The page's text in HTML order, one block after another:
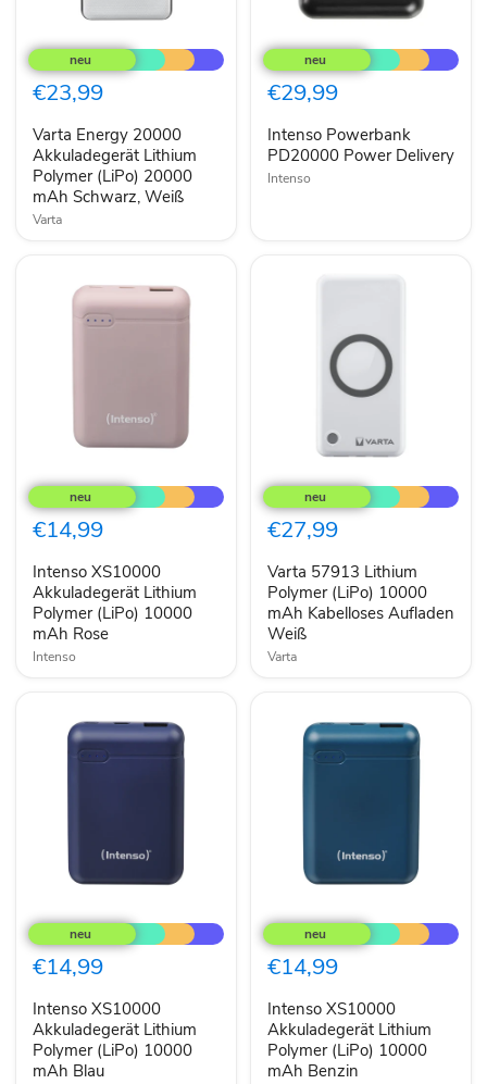
Energy
20000
Akkuladegerät
Lithium
(LiPo)
20000
mAh
Schwarz,
Weiß
€23,99
Varta Energy 20000
Akkuladegerät Lithium
Polymer (LiPo) 20000
mAh Schwarz, Weiß
Varta
Powerbank
PD20000
Power
Delivery
€29,99
Intenso Powerbank
PD20000 Power Delivery
Intenso
XS10000
Akkuladegerät
Lithium
Polymer
10000
mAh
Rose
€14,99
Intenso XS10000
Akkuladegerät Lithium
Polymer (LiPo) 10000
mAh Rose
Intenso
57913
Lithium
Polymer
(LiPo)
mAh
Kabelloses
Aufladen
Weiß
€27,99
Varta 57913 Lithium
Polymer (LiPo) 10000
mAh Kabelloses Aufladen
Weiß
Varta
XS10000
Akkuladegerät
Lithium
Polymer
10000
mAh
Blau
€14,99
Intenso XS10000
Akkuladegerät Lithium
Polymer (LiPo) 10000
mAh Blau
XS10000
Akkuladegerät
Lithium
Polymer
10000
mAh
Benzin
€14,99
Intenso XS10000
Akkuladegerät Lithium
Polymer (LiPo) 10000
mAh Benzin